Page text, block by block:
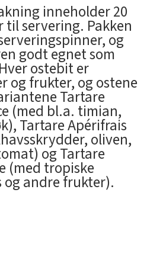
inneholder 20
servering. Pakken
og
godt egnet som
ostebit er
og frukter, og ostene
Tartare
(med bl.a. timian,
Tartare Apérifrais
oliven,
og Tartare
(med tropiske
og andre frukter).